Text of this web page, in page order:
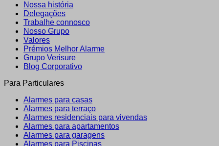
Nossa história
Delegações
Trabalhe connosco
Nosso Grupo
Valores
Prémios Melhor Alarme
Grupo Verisure
Blog Corporativo
Para Particulares
Alarmes para casas
Alarmes para terraço
Alarmes residenciais para vivendas
Alarmes para apartamentos
Alarmes para garagens
Alarmes para Piscinas